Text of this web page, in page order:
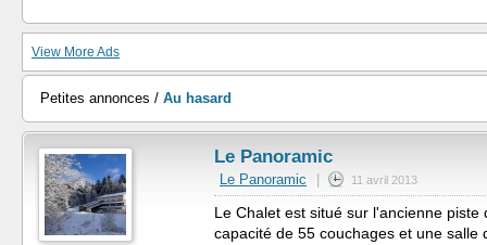
View More Ads
Petites annonces / Au hasard
Le Panoramic
Le Panoramic 11 avril 2013
Le Chalet est situé sur l'ancienne
capacité de 55 couchages et une salle